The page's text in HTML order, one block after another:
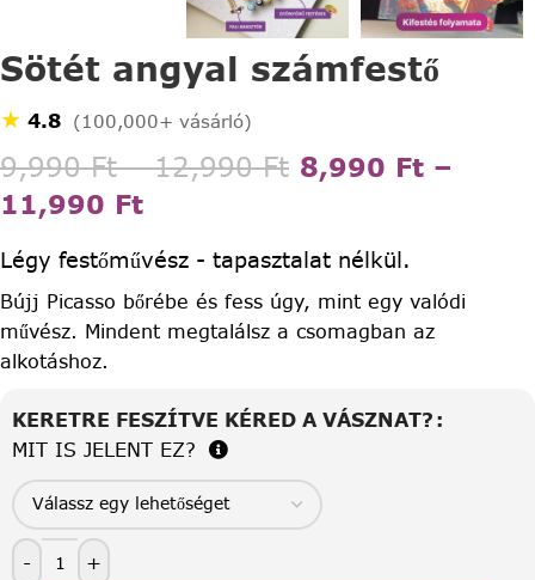
Sötét angyal számfestő
★ 4.8 (100,000+ vásárló)
9,990Ft – 12,990Ft 8,990 Ft –
11,990 Ft
Légy festőművész - tapasztalat nélkül.
Bújj Picasso bőrébe és fess úgy, mint egy valódi
művész. Mindent megtalálsz a csomagban az
alkotáshoz.
KERETRE FESZÍTVE KÉRED A VÁSZNAT?
MIT IS JELENT EZ?
- +